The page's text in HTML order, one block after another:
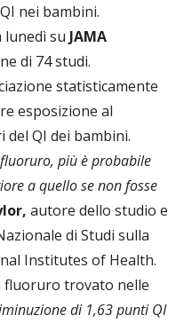
nei bambini.
lunedì su JAMA
di 74 studi.
statisticamente
esposizione al
QI dei bambini.
più è probabile
a quello se non fosse
autore dello studio e
di Studi sulla
Institutes of Health.
fluoruro trovato nelle
di 1,63 punti QI